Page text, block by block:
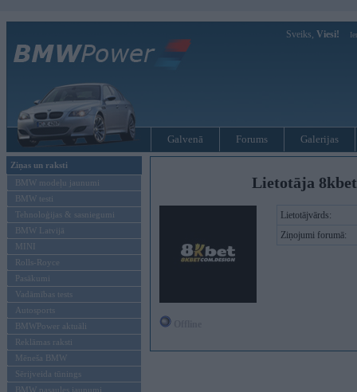
Sveiks, Viesi!
Galvenā Forums Galerijas
Ziņas un raksti
BMW modeļu jaunumi
BMW testi
Tehnoloģijas & sasniegumi
BMW Latvijā
MINI
Rolls-Royce
Pasākumi
Vadāmības tests
Autosports
BMWPower aktuāli
Reklāmas raksti
Mēneša BMW
Sērijveida tūnings
BMW pasaules jaunumi
Lietotāja
Lietotājvārds:
Ziņojumi forumā: